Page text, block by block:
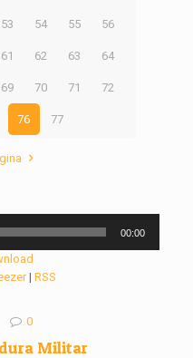
53 54 55 56
61 62 63 64
69 70 71 72
76 77
00:00
|RSS
0
Militar